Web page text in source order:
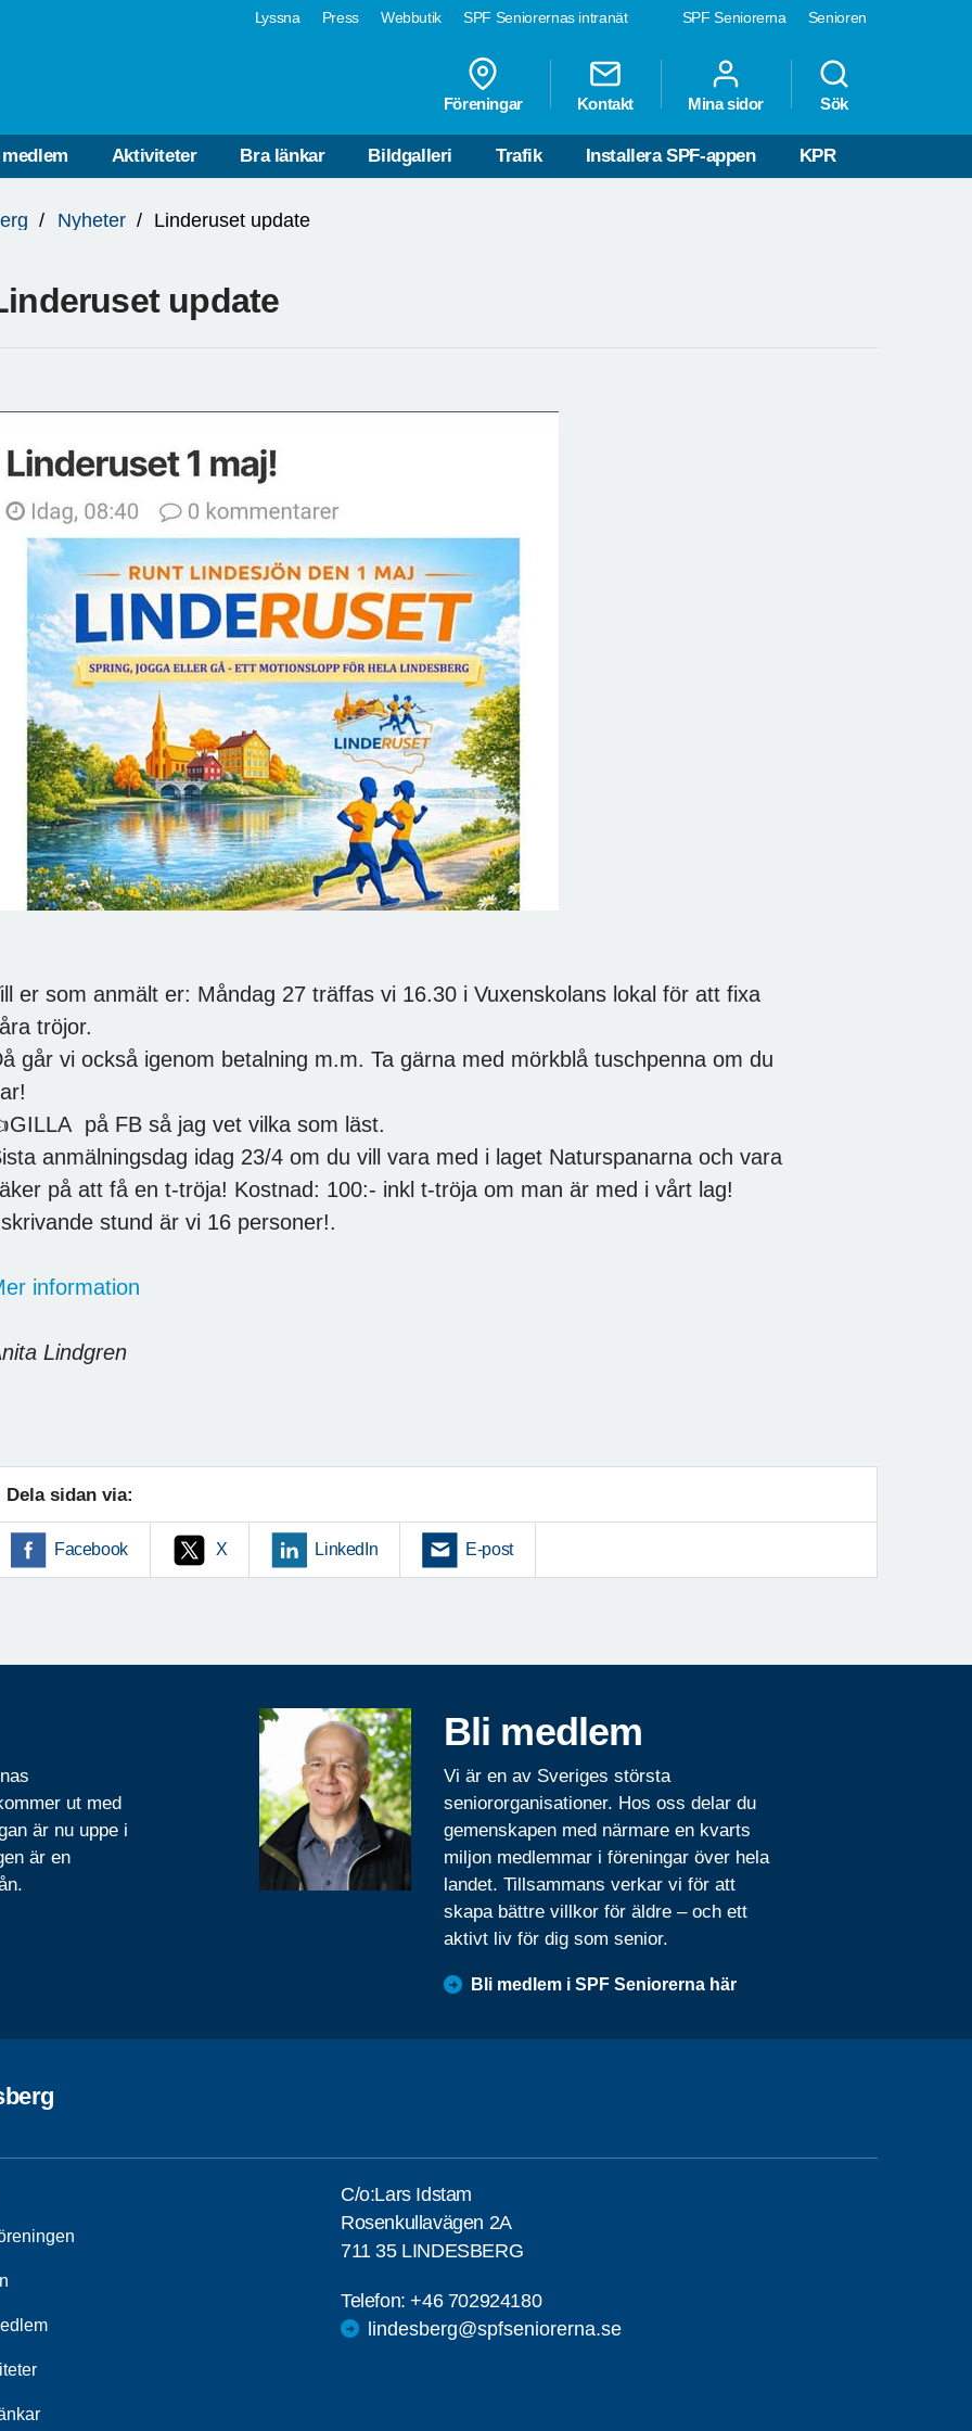
SPF Seniorerna Senioren
Lyssna Press Webbutik SPF Seniorernas intranät
Föreningar Kontakt Mina sidor Sök
Aktiviteter Bra länkar Bildgalleri Trafik Installera SPF-appen KPR
Nyheter Linderuset update
update
er som anmält er: Måndag 27 träffas vi 16.30 i Vuxenskolans lokal för att fixa
tröjor.
går vi också igenom betalning m.m. Ta gärna med mörkblå tuschpenna om du
på FB så jag vet vilka som läst.
anmälningsdag idag 23/4 om du vill vara med i laget Naturspanarna och vara
på att få en t-tröja! Kostnad: 100:- inkl t-tröja om man är med i vårt lag!
stund är vi 16 personer!.
information
Lindgren
Dela sidan via:
Facebook X LinkedIn E-post
ut med
är nu uppe i
är en
Bli medlem
Vi är en av Sveriges största
seniororganisationer. Hos oss delar du
gemenskapen med närmare en kvarts
miljon medlemmar i föreningar över hela
landet. Tillsammans verkar vi för att
skapa bättre villkor för äldre – och ett
aktivt liv för dig som senior.
Bli medlem i SPF Seniorerna här
C/o:Lars Idstam
Rosenkullavägen 2A
711 35 LINDESBERG
Telefon:+46 702924180
lindesberg@spfseniorerna.se